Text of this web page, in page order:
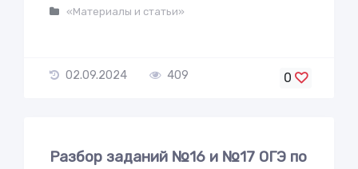
«Материалы и статьи»
02.09.2024 409 0
Разбор заданий №16 и №17 ОГЭ по